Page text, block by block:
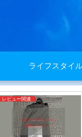
ライフスタイ
レビュー関連